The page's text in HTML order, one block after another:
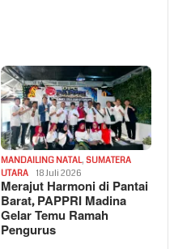
MANDAILING NATAL, SUMATERA
UTARA
18 Juli 2026
Merajut Harmoni di Pantai
Barat, PAPPRI Madina
Gelar Temu Ramah
Pengurus